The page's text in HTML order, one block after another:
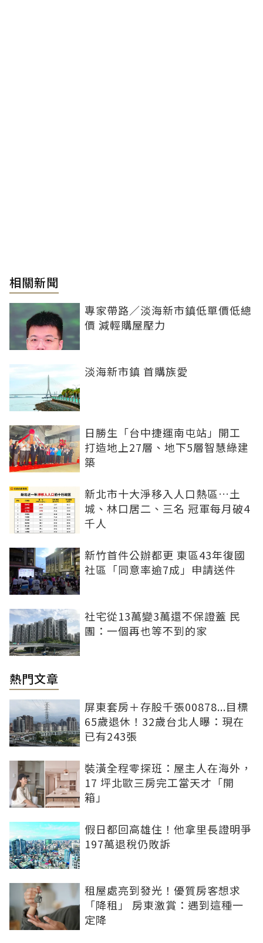
相關新聞
專家帶路／淡海新市鎮低單價低總
價 減輕購屋壓力
淡海新市鎮 首購族愛
日勝生「台中捷運南屯站」開工
打造地上27層、地下5層智慧綠建
築
新北市十大淨移入人口熱區…土
城、林口居二、三名 冠軍每月破4
千人
新竹首件公辦都更 東區43年復國
社區「同意率逾7成」申請送件
社宅從13萬變3萬還不保證蓋 民
團：一個再也等不到的家
熱門文章
屏東套房＋存股千張00878...目標
65歲退休！32歲台北人曝：現在
已有243張
裝潢全程零探班：屋主人在海外，
17 坪北歐三房完工當天才「開
箱」
假日都回高雄住！他拿里長證明爭
197萬退稅仍敗訴
租屋處亮到發光！優質房客想求
「降租」 房東激賞：遇到這種一
定降